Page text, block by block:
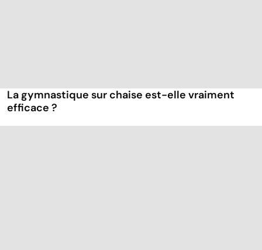
La gymnastique sur chaise est-elle vraiment
efficace ?